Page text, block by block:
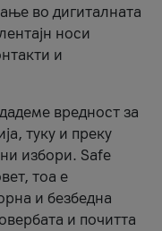
во дигиталната
носи
и
вредност за
туку и преку
избори. Safe
тоа е
и безбедна
и почитта